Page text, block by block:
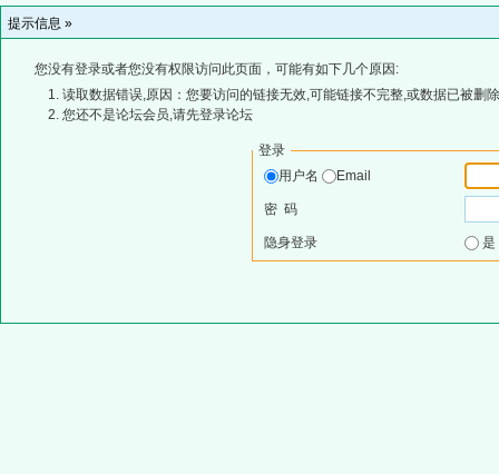
提示信息 »
您没有登录或者您没有权限访问此页面，可能有如下几个原因:
读取数据错误,原因：您要访问的链接无效,可能链接不完整,或数据已被删
您还不是论坛会员,请先登录论坛
登录
用户名
Email
密 码
隐身登录